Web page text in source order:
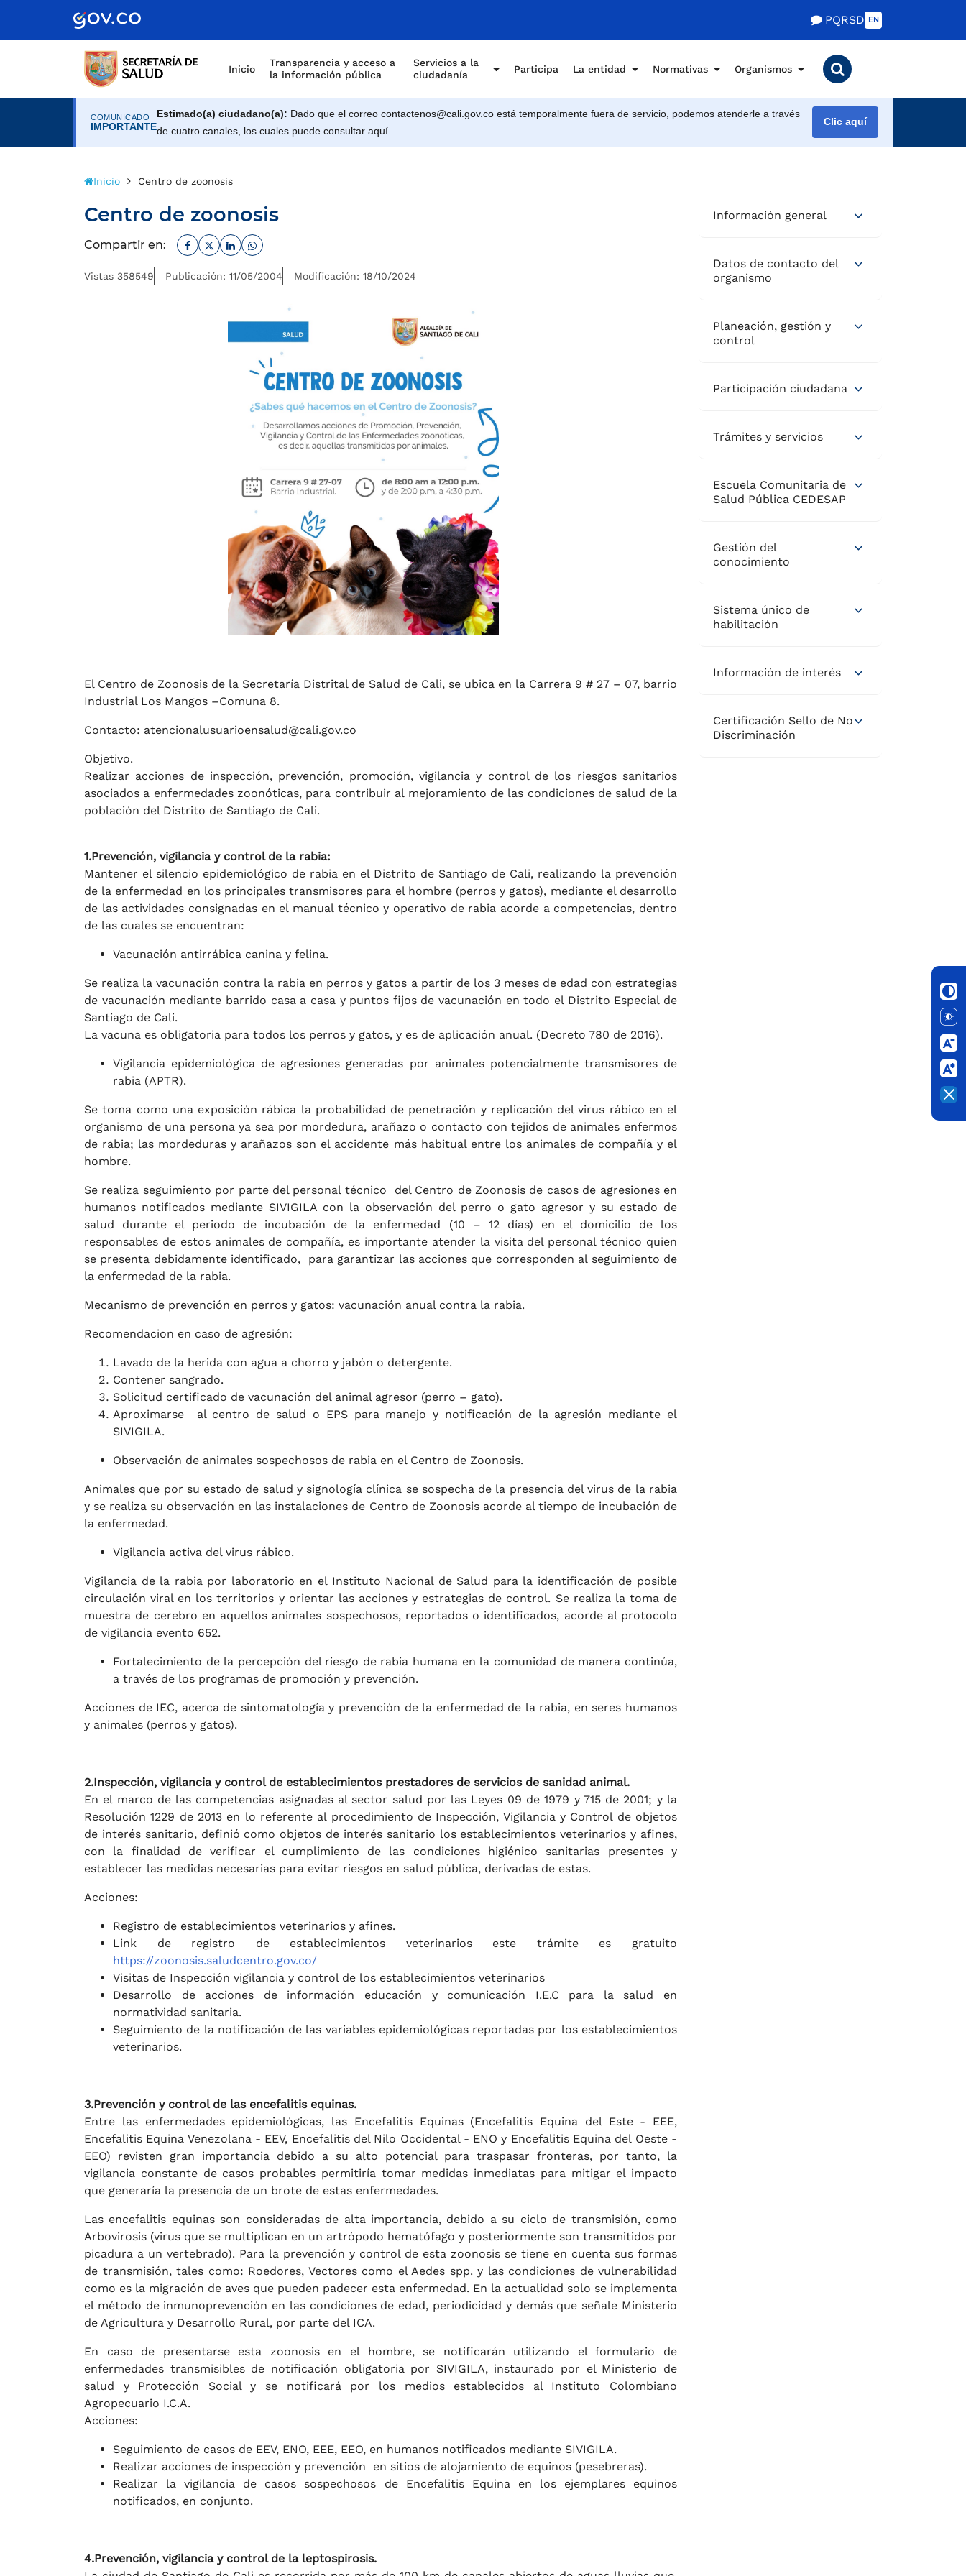
de Gobierno PQRSD EN
Inicio
Transparencia y acceso a
la información pública
Servicios a la
ciudadanía
Participa La entidad Normativas Organismos
COMUNICADO
IMPORTANTE
Estimado(a) ciudadano(a): Dado que el correo contactenos@cali.gov.co está temporalmente fuera de servicio, podemos atenderle a través
de cuatro canales, los cuales puede consultar aquí.
Clic aquí
Inicio Centro de zoonosis
Centro de zoonosis
Compartir en: Facebook
TwitterLinkedinWhatsapp
Vistas 358549 Publicación: 11/05/2004 Modificación: 18/10/2024
El Centro de Zoonosis de la Secretaría Distrital de Salud de Cali, se ubica en la Carrera 9 # 27 – 07, barrio
Industrial Los Mangos –Comuna 8.
Contacto: atencionalusuarioensalud@cali.gov.co
Objetivo.
Realizar acciones de inspección, prevención, promoción, vigilancia y control de los riesgos sanitarios
asociados a enfermedades zoonóticas, para contribuir al mejoramiento de las condiciones de salud de la
población del Distrito de Santiago de Cali.
1.Prevención, vigilancia y control de la rabia:
Mantener el silencio epidemiológico de rabia en el Distrito de Santiago de Cali, realizando la prevención
de la enfermedad en los principales transmisores para el hombre (perros y gatos), mediante el desarrollo
de las actividades consignadas en el manual técnico y operativo de rabia acorde a competencias, dentro
de las cuales se encuentran:
Vacunación antirrábica canina y felina.
Se realiza la vacunación contra la rabia en perros y gatos a partir de los 3 meses de edad con estrategias
de vacunación mediante barrido casa a casa y puntos fijos de vacunación en todo el Distrito Especial de
Santiago de Cali.
La vacuna es obligatoria para todos los perros y gatos, y es de aplicación anual. (Decreto 780 de 2016).
Vigilancia epidemiológica de agresiones generadas por animales potencialmente transmisores de
rabia (APTR).
Se toma como una exposición rábica la probabilidad de penetración y replicación del virus rábico en el
organismo de una persona ya sea por mordedura, arañazo o contacto con tejidos de animales enfermos
de rabia; las mordeduras y arañazos son el accidente más habitual entre los animales de compañía y el
hombre.
Se realiza seguimiento por parte del personal técnico del Centro de Zoonosis de casos de agresiones en
humanos notificados mediante SIVIGILA con la observación del perro o gato agresor y su estado de
salud durante el periodo de incubación de la enfermedad (10 – 12 días) en el domicilio de los
responsables de estos animales de compañía, es importante atender la visita del personal técnico quien
se presenta debidamente identificado, para garantizar las acciones que corresponden al seguimiento de
la enfermedad de la rabia.
Mecanismo de prevención en perros y gatos: vacunación anual contra la rabia.
Recomendacion en caso de agresión:
Lavado de la herida con agua a chorro y jabón o detergente.
Contener sangrado.
Solicitud certificado de vacunación del animal agresor (perro – gato).
Aproximarse al centro de salud o EPS para manejo y notificación de la agresión mediante el
SIVIGILA.
Observación de animales sospechosos de rabia en el Centro de Zoonosis.
Animales que por su estado de salud y signología clínica se sospecha de la presencia del virus de la rabia
y se realiza su observación en las instalaciones de Centro de Zoonosis acorde al tiempo de incubación de
la enfermedad.
Vigilancia activa del virus rábico.
Vigilancia de la rabia por laboratorio en el Instituto Nacional de Salud para la identificación de posible
circulación viral en los territorios y orientar las acciones y estrategias de control. Se realiza la toma de
muestra de cerebro en aquellos animales sospechosos, reportados o identificados, acorde al protocolo
de vigilancia evento 652.
Fortalecimiento de la percepción del riesgo de rabia humana en la comunidad de manera continúa,
a través de los programas de promoción y prevención.
Acciones de IEC, acerca de sintomatología y prevención de la enfermedad de la rabia, en seres humanos
y animales (perros y gatos).
2.Inspección, vigilancia y control de establecimientos prestadores de servicios de sanidad animal.
En el marco de las competencias asignadas al sector salud por las Leyes 09 de 1979 y 715 de 2001; y la
Resolución 1229 de 2013 en lo referente al procedimiento de Inspección, Vigilancia y Control de objetos
de interés sanitario, definió como objetos de interés sanitario los establecimientos veterinarios y afines,
con la finalidad de verificar el cumplimiento de las condiciones higiénico sanitarias presentes y
establecer las medidas necesarias para evitar riesgos en salud pública, derivadas de estas.
Acciones:
Registro de establecimientos veterinarios y afines.
Link de registro de establecimientos veterinarios este trámite es gratuito
https://zoonosis.saludcentro.gov.co/
Visitas de Inspección vigilancia y control de los establecimientos veterinarios
Desarrollo de acciones de información educación y comunicación I.E.C para la salud en
normatividad sanitaria.
Seguimiento de la notificación de las variables epidemiológicas reportadas por los establecimientos
veterinarios.
3.Prevención y control de las encefalitis equinas.
Entre las enfermedades epidemiológicas, las Encefalitis Equinas (Encefalitis Equina del Este - EEE,
Encefalitis Equina Venezolana - EEV, Encefalitis del Nilo Occidental - ENO y Encefalitis Equina del Oeste -
EEO) revisten gran importancia debido a su alto potencial para traspasar fronteras, por tanto, la
vigilancia constante de casos probables permitiría tomar medidas inmediatas para mitigar el impacto
que generaría la presencia de un brote de estas enfermedades.
Las encefalitis equinas son consideradas de alta importancia, debido a su ciclo de transmisión, como
Arbovirosis (virus que se multiplican en un artrópodo hematófago y posteriormente son transmitidos por
picadura a un vertebrado). Para la prevención y control de esta zoonosis se tiene en cuenta sus formas
de transmisión, tales como: Roedores, Vectores como el Aedes spp. y las condiciones de vulnerabilidad
como es la migración de aves que pueden padecer esta enfermedad. En la actualidad solo se implementa
el método de inmunoprevención en las condiciones de edad, periodicidad y demás que señale Ministerio
de Agricultura y Desarrollo Rural, por parte del ICA.
En caso de presentarse esta zoonosis en el hombre, se notificarán utilizando el formulario de
enfermedades transmisibles de notificación obligatoria por SIVIGILA, instaurado por el Ministerio de
salud y Protección Social y se notificará por los medios establecidos al Instituto Colombiano
Agropecuario I.C.A.
Acciones:
Seguimiento de casos de EEV, ENO, EEE, EEO, en humanos notificados mediante SIVIGILA.
Realizar acciones de inspección y prevención en sitios de alojamiento de equinos (pesebreras).
Realizar la vigilancia de casos sospechosos de Encefalitis Equina en los ejemplares equinos
notificados, en conjunto.
4.Prevención, vigilancia y control de la leptospirosis.
Información general
Datos de contacto del
organismo
Planeación, gestión y
control
Participación ciudadana
Trámites y servicios
Escuela Comunitaria de
Salud Pública CEDESAP
Gestión del
conocimiento
Sistema único de
habilitación
Información de interés
Certificación Sello de No
Discriminación